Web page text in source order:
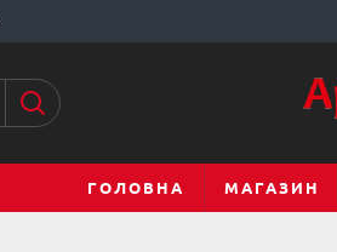
ГОЛОВНА МАГАЗИН